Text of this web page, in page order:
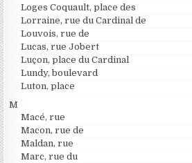
Loges Coquault, place des
Lorraine, rue du Cardinal de
Louvois, rue de
Lucas, rue Jobert
Luçon, place du Cardinal
Lundy, boulevard
Luton, place
M
Macé, rue
Macon, rue de
Maldan, rue
Marc, rue du